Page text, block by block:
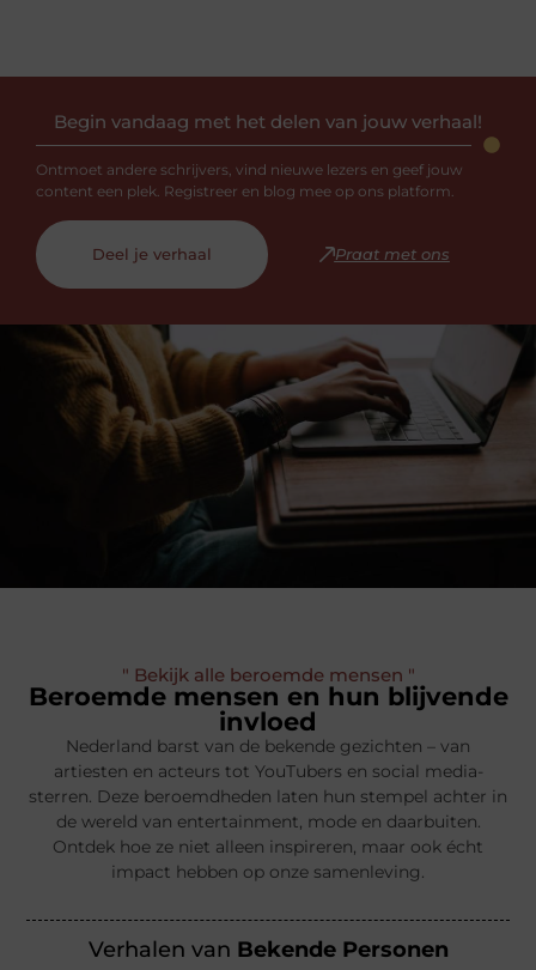
Begin vandaag met het delen van jouw verhaal!
Ontmoet andere schrijvers, vind nieuwe lezers en geef jouw
content een plek. Registreer en blog mee op ons platform.
Deel je verhaal Praat met ons
" Bekijk alle beroemde mensen "
Beroemde mensen en hun blijvende
invloed
Nederland barst van de bekende gezichten – van
artiesten en acteurs tot YouTubers en social media-
sterren. Deze beroemdheden laten hun stempel achter in
de wereld van entertainment, mode en daarbuiten.
Ontdek hoe ze niet alleen inspireren, maar ook écht
impact hebben op onze samenleving.
Verhalen van Bekende Personen